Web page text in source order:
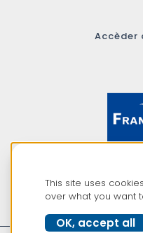
Accèder
This site uses
over what you want
OK, accept all